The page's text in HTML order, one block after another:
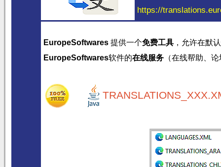
https://
EuropeSoftwares 提供一个免费工具 ，允许在默
EuropeSoftwares软件的在线服务 （在线帮助、